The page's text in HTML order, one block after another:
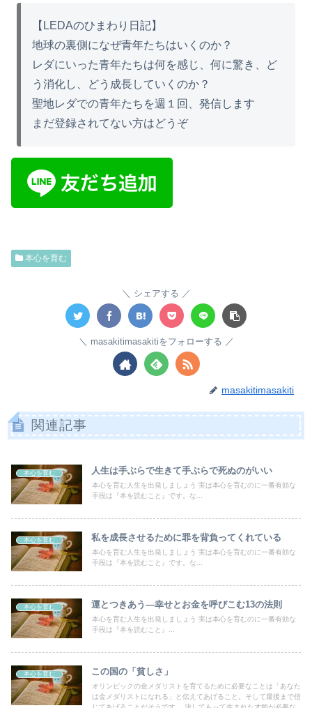
【LEDAのひまわり日記】
地球の裏側になぜ青年たちはいくのか？
レダにいった青年たちは何を感じ、何に驚き、ど
う消化し、どう成長していくのか？
聖地レダでの青年たちを週１回、発信します
まだ登録されてない方はどうぞ
本心を育む
シェアする
masakitimasakitiをフォローする
masakitimasakiti
関連記事
本心を育む 人生は手ぶらで生きて手ぶらで死ぬのがいい
本心を育む人生を出発しましょう 実は本心を育むのに一番有効な
手段は『本を読むこと』です。な...
本心を育む 私を成長させるために罪を背負ってくれている
本心を育む人生を出発しましょう 実は本心を育むのに一番有効な
手段は『本を読むこと』です。な...
本心を育む 運とつきあう―幸せとお金を呼びこむ13の法則
本心を育む人生を出発しましょう 実は本心を育むのに一番有効な
手段は『本を読むこと』...
本心を育む この国の「貧しさ」
オリンピックの金メダリストを育てるために必要なことは「あなた
は金メダリストになれる」と伝えてあげること。そして最後まで信